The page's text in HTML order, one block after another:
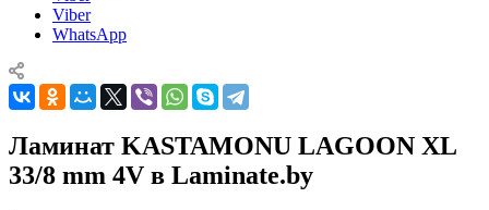
Viber
WhatsApp
Ламинат KASTAMONU LAGOON XL
33/8 mm 4V в Laminate.by